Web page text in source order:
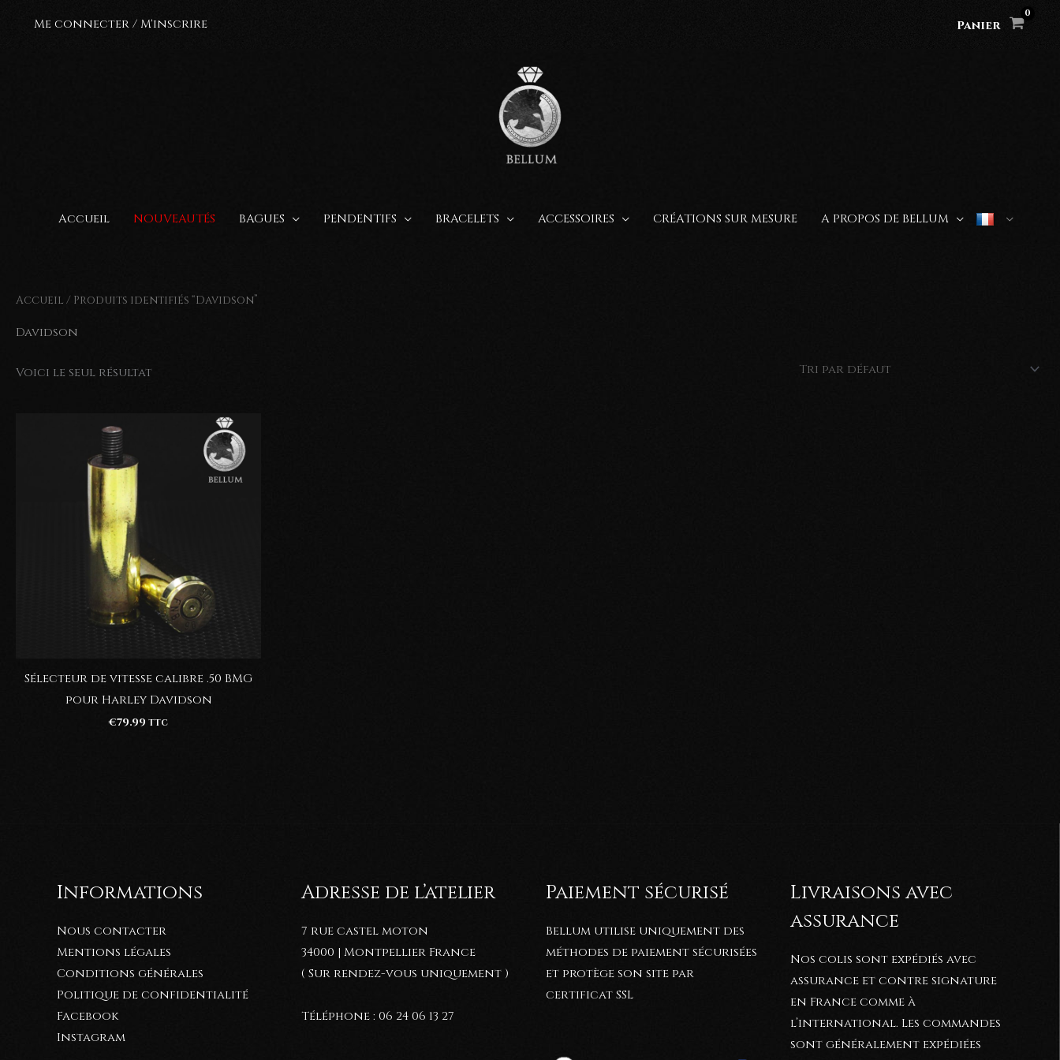
Me connecter / M'inscrire Panier
Accueil NOUVEAUTÉS BAGUES PENDENTIFS BRACELETS ACCESSOIRES CRÉATIONS SUR MESURE A PROPOS DE BELLUM
Accueil / Produits identifiés “Davidson”
Davidson
Voici le seul résultat
Sélecteur de vitesse calibre .50 BMG
pour Harley Davidson
€79.99 TTC
Informations
Nous contacter
Mentions légales
Conditions générales
Politique de confidentialité
Facebook
Instagram
Adresse de l’atelier
7 rue castel moton
34000 | Montpellier France
( Sur rendez-vous uniquement )
Téléphone : 06 24 06 13 27
Paiement sécurisé
Bellum utilise uniquement des
méthodes de paiement sécurisées
et protège son site par
certificat SSL
Livraisons avec
assurance
Nos colis sont expédiés avec
assurance et contre signature
en France comme à
l’international. Les commandes
sont généralement expédiées